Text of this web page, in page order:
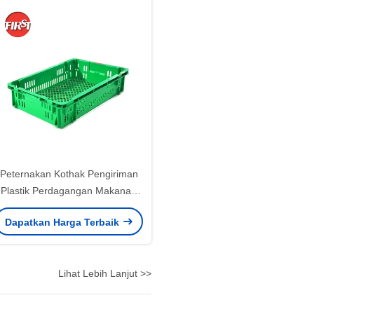
Peternakan Kothak Pengiriman
Plastik Perdagangan Makanan
Perputaran PP yang dapat
ditumpuk Tumpukan Kothak
Dapatkan Harga Terbaik
Lihat Lebih Lanjut >>